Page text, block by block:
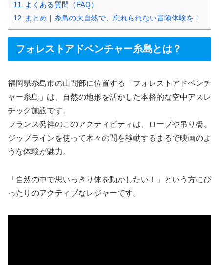
11. よくある質問（FAQ）
12. まとめ｜糸島の大自然で、忘れられない冒険体験を！
フォレストアドベンチャー糸島とは？
福岡県糸島市の山間部に位置する「フォレストアドベンチ
ャー糸島」は、自然の地形を活かした本格的な空中アスレ
チック施設です。
フランス発祥のこのアクティビティは、ロープや吊り橋、
ジップラインを使って木々の間を移動するまるで映画のよ
うな体験が魅力。
「自然の中で思いっきり体を動かしたい！」という方にぴ
ったりのアクティブなレジャーです。